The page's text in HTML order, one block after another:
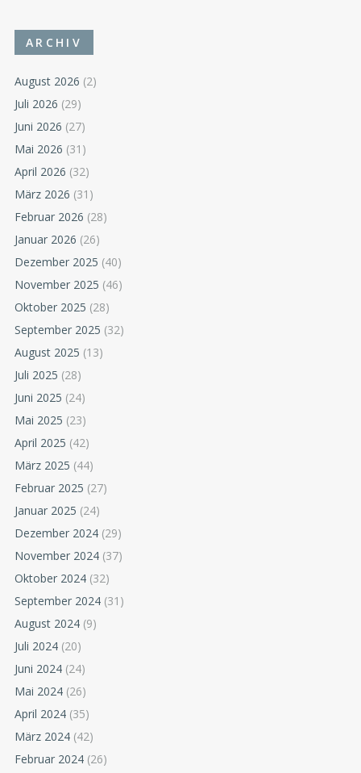
ARCHIV
August 2026 (2)
Juli 2026 (29)
Juni 2026 (27)
Mai 2026 (31)
April 2026 (32)
März 2026 (31)
Februar 2026 (28)
Januar 2026 (26)
Dezember 2025 (40)
November 2025 (46)
Oktober 2025 (28)
September 2025 (32)
August 2025 (13)
Juli 2025 (28)
Juni 2025 (24)
Mai 2025 (23)
April 2025 (42)
März 2025 (44)
Februar 2025 (27)
Januar 2025 (24)
Dezember 2024 (29)
November 2024 (37)
Oktober 2024 (32)
September 2024 (31)
August 2024 (9)
Juli 2024 (20)
Juni 2024 (24)
Mai 2024 (26)
April 2024 (35)
März 2024 (42)
Februar 2024 (26)